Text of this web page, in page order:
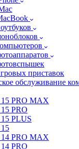
приставок
обслуживание
PRO MAX
PRO
PLUS
PRO MAX
PRO